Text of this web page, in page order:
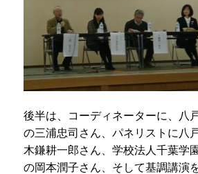
後半は、コーディネーターに、八
の三浦忠司さん、パネリストに八
木鎌耕一郎さん、学校法人千葉学
の岡本潤子さん、そして基調講演